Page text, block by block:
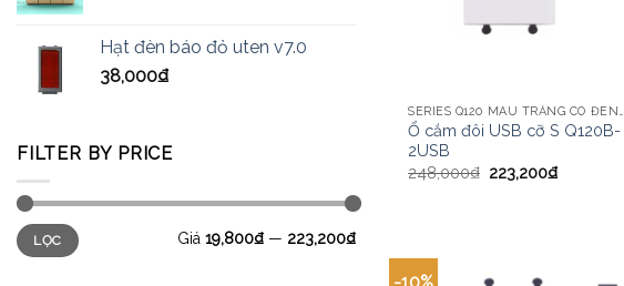
Hạt đèn báo đỏ uten v7.0
38,000₫
FILTER BY PRICE
LỌC Giá 19,800₫ — 223,200₫
Ổ cắm đôi USB cỡ S Q120B-
2USB
248,000₫ 223,200₫
-10%